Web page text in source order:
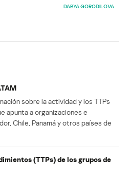
DARYA GORODILOVA
sobre la actividad y los TTPs
apunta a organizaciones e
Chile, Panamá y otros países de
(TTPs) de los grupos de